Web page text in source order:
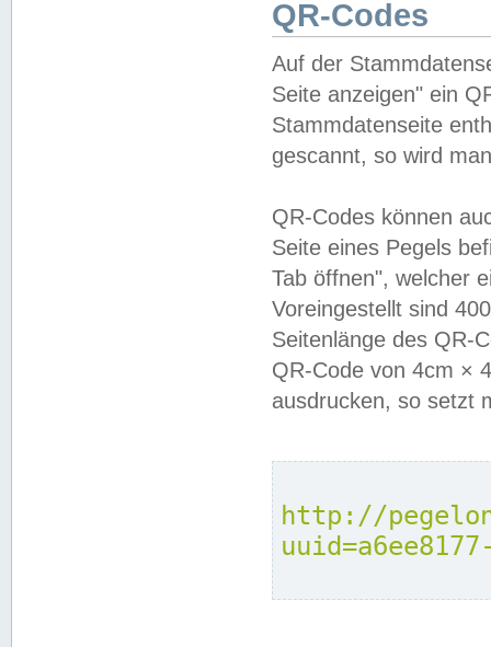
QR-Codes
Auf der
Seite anzeigen" ein
Stammdatenseite
gescannt, so wird
QR-Codes können
Seite eines Pegels
Tab öffnen", welcher
Voreingestellt sind
Seitenlänge des QR-
QR-Code von 4cm ×
ausdrucken, so setzt
http://